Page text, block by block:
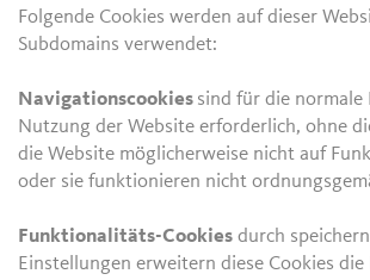
Folgende Cookies werden auf dieser
Subdomains verwendet:
Navigationscookies sind für die normale
Nutzung der Website erforderlich, ohne
die Website möglicherweise nicht auf
oder sie funktionieren nicht
Funktionalitäts-Cookies durch
Einstellungen erweitern diese Cookies